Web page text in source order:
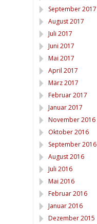
September 2017
August 2017
Juli 2017
Juni 2017
Mai 2017
April 2017
März 2017
Februar 2017
Januar 2017
November 2016
Oktober 2016
September 2016
August 2016
Juli 2016
Mai 2016
Februar 2016
Januar 2016
Dezember 2015